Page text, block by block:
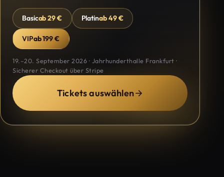
Basicab 29 € Platinab 49 €
VIPab 199 €
19.–20. September 2026 · Jahrhunderthalle Frankfurt ·
Sicherer Checkout über Stripe
Tickets auswählen